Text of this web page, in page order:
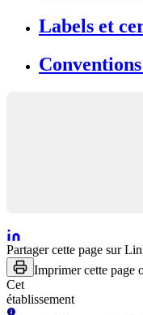
Labels et
Partager cette page sur
Imprimer cette page
Cet
établissement